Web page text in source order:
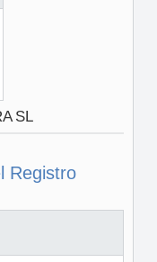
SL
Registro